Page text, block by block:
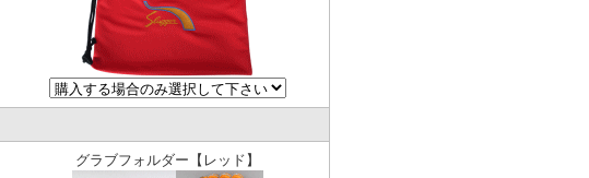
グラブフォルダー【レッド】